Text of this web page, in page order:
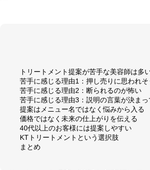
トリートメント提案が苦手な美容師は多
苦手に感じる理由1：押し売りに思われそ
苦手に感じる理由2：断られるのが怖い
苦手に感じる理由3：説明の言葉が決ま
提案はメニュー名ではなく悩みから入る
価格ではなく未来の仕上がりを伝える
40代以上のお客様には提案しやすい
KTトリートメントという選択肢
まとめ